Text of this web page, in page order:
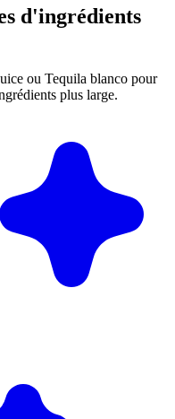
d'ingrédients
ou Tequila blanco pour
plus large.